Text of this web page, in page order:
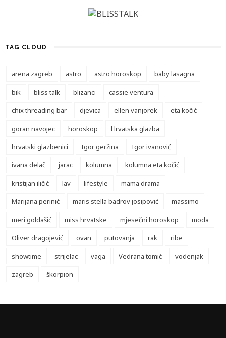
TAG CLOUD
arena zagreb astro astro horoskop
baby lasagna
bik
bliss talk blizanci
cassie ventura
chix threading bar
djevica ellen vanjorek
eta kočić
goran navojec
horoskop
Hrvatska glazba
hrvatski glazbenici
Igor geržina
Igor ivanović
ivana delač
jarac kolumna
kolumna eta kočić
kristijan iličić
lav lifestyle
mama drama
Marijana perinić
maris stella badrov josipović
massimo
meri goldašić
miss hrvatske mjesečni horoskop
moda
Oliver dragojević
ovan putovanja rak
ribe
showtime
strijelac vaga Vedrana tomić
vodenjak
zagreb
škorpion